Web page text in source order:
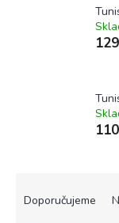
Doporučujeme